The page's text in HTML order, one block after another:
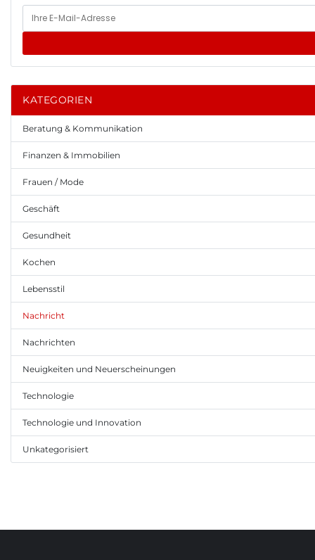
KATEGORIEN
Beratung & Kommunikation
Finanzen & Immobilien
Frauen / Mode
Geschäft
Gesundheit
Kochen
Lebensstil
Nachricht
Nachrichten
Neuigkeiten und Neuerscheinungen
Technologie
Technologie und Innovation
Unkategorisiert